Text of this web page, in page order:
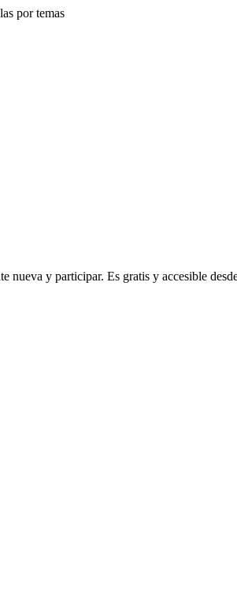
por temas
y participar. Es gratis y accesible